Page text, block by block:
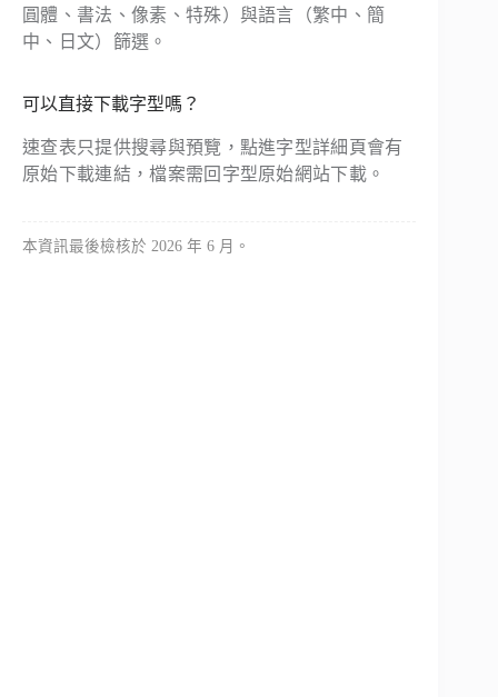
圓體、書法、像素、特殊）與語言（繁中、簡
中、日文）篩選。
可以直接下載字型嗎？
速查表只提供搜尋與預覽，點進字型詳細頁會有
原始下載連結，檔案需回字型原始網站下載。
本資訊最後檢核於 2026 年 6 月。